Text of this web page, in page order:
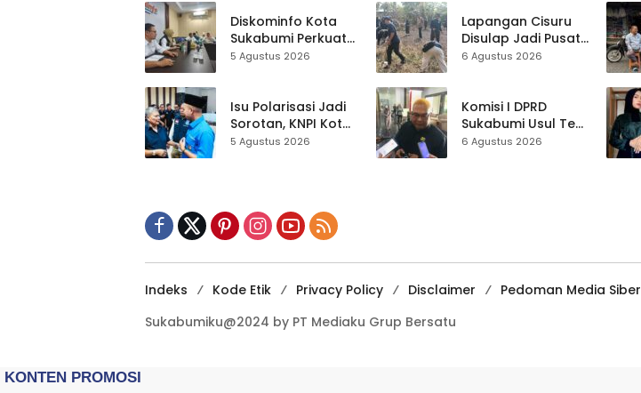
Terbuka Beri Data
Diskominfo Kota
Sukabumi Perkuat
Satu Data
Kewilayahan
Dikebut
5 Agustus 2026
Isu Polarisasi Jadi
Sorotan, KNPI Kota
Sukabumi Ajak
5 Agustus 2026
2026
Lapangan Cisuru
Disulap Jadi Pusat
Perayaan HUT RI,
Satukan Tenaga
6 Agustus 2026
Komisi I DPRD
Sukabumi Usul Tes
Rambut Jadi
6 Agustus 2026
Indeks Kode Etik Privacy Policy Disclaimer Pedoman Media Siber
Sukabumiku@2024 by PT Mediaku Grup Bersatu